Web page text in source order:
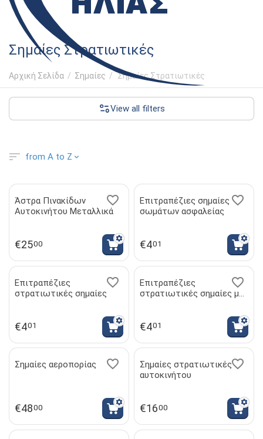
Σημαίες Στρατιωτικές
Αρχική Σελίδα / Σημαίες / Σημαίες Στρατιωτικές
View all filters
from A to Z
Άστρα Πινακίδων
Αυτοκινήτου Μεταλλικά
€2500
Επιτραπέζιες σημαίες
σωμάτων ασφαλείας
€401
Επιτραπέζιες
στρατιωτικές σημαίες
€401
Επιτραπέζιες
στρατιωτικές σημαίες με
€401
Σημαίες αεροπορίας
€4800
Σημαίες στρατιωτικές
αυτοκινήτου
€1600